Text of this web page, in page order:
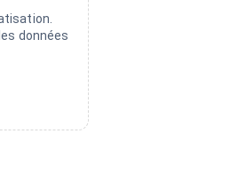
données